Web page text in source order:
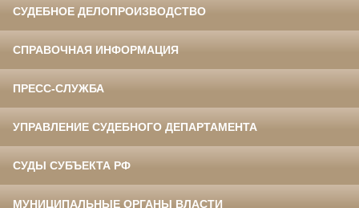
СУДЕБНОЕ ДЕЛОПРОИЗВОДСТВО
СПРАВОЧНАЯ ИНФОРМАЦИЯ
ПРЕСС-СЛУЖБА
УПРАВЛЕНИЕ СУДЕБНОГО ДЕПАРТАМЕНТА
СУДЫ СУБЪЕКТА РФ
МУНИЦИПАЛЬНЫЕ ОРГАНЫ ВЛАСТИ